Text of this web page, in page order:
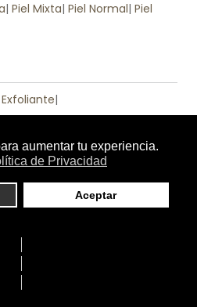
| Piel Mixta| Piel Normal| Piel
Exfoliante|
Gema Herrerías